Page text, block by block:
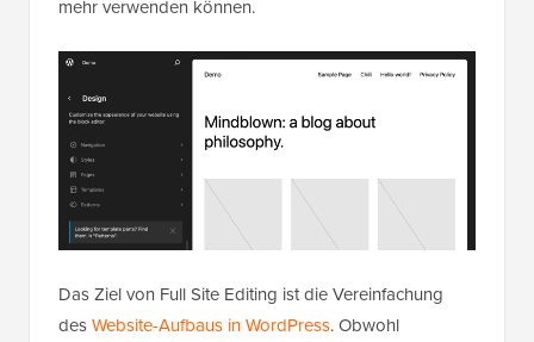
mehr verwenden können.
Das Ziel von Full Site Editing ist die Vereinfachung
desWebsite-Aufbaus in WordPress. Obwohl